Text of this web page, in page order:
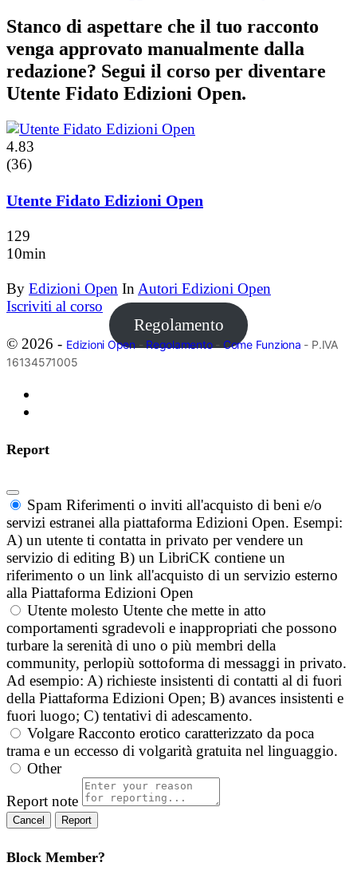
Stanco di aspettare che il tuo racconto
venga approvato manualmente dalla
redazione? Segui il corso per diventare
Utente Fidato Edizioni Open.
4.83
(36)
Utente Fidato Edizioni Open
129
10min
By Edizioni Open InAutori Edizioni Open
Iscriviti al corso
Regolamento
© 2026 - Edizioni Open - Regolamento- Come Funziona - P.IVA
16134571005
Report
Spam Riferimenti o inviti all'acquisto di beni e/o
servizi estranei alla piattaforma Edizioni Open. Esempi:
A) un utente ti contatta in privato per vendere un
servizio di editing B) un LibriCK contiene un
riferimento o un link all'acquisto di un servizio esterno
alla Piattaforma Edizioni Open
Utente molesto Utente che mette in atto
comportamenti sgradevoli e inappropriati che possono
turbare la serenità di uno o più membri della
community, perlopiù sottoforma di messaggi in privato.
Ad esempio: A) richieste insistenti di contatti al di fuori
della Piattaforma Edizioni Open; B) avances insistenti e
fuori luogo; C) tentativi di adescamento.
Volgare Racconto erotico caratterizzato da poca
trama e un eccesso di volgarità gratuita nel linguaggio.
Other
Report note
Report
Block Member?